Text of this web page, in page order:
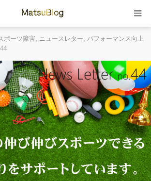
ポーツ障害, ニュースレター, パフォーマンス向上